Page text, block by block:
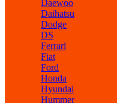
Daewoo
Daihatsu
Dodge
DS
Ferrari
Fiat
Ford
Honda
Hyundai
Hummer